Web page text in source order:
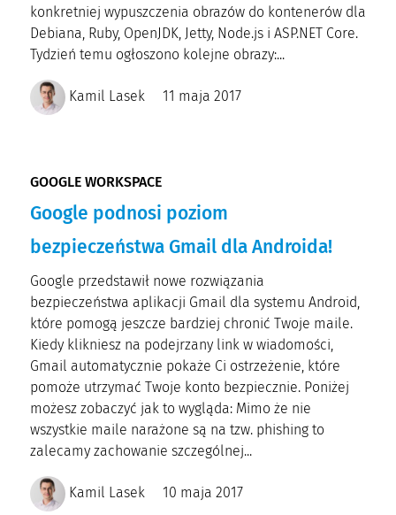
konkretniej wypuszczenia obrazów do kontenerów dla
Debiana, Ruby, OpenJDK, Jetty, Node.js i ASP.NET Core.
Tydzień temu ogłoszono kolejne obrazy:...
Kamil Lasek 11 maja 2017
GOOGLE WORKSPACE
Google podnosi poziom
bezpieczeństwa Gmail dla Androida!
Google przedstawił nowe rozwiązania
bezpieczeństwa aplikacji Gmail dla systemu Android,
które pomogą jeszcze bardziej chronić Twoje maile.
Kiedy klikniesz na podejrzany link w wiadomości,
Gmail automatycznie pokaże Ci ostrzeżenie, które
pomoże utrzymać Twoje konto bezpiecznie. Poniżej
możesz zobaczyć jak to wygląda: Mimo że nie
wszystkie maile narażone są na tzw. phishing to
zalecamy zachowanie szczególnej...
Kamil Lasek 10 maja 2017